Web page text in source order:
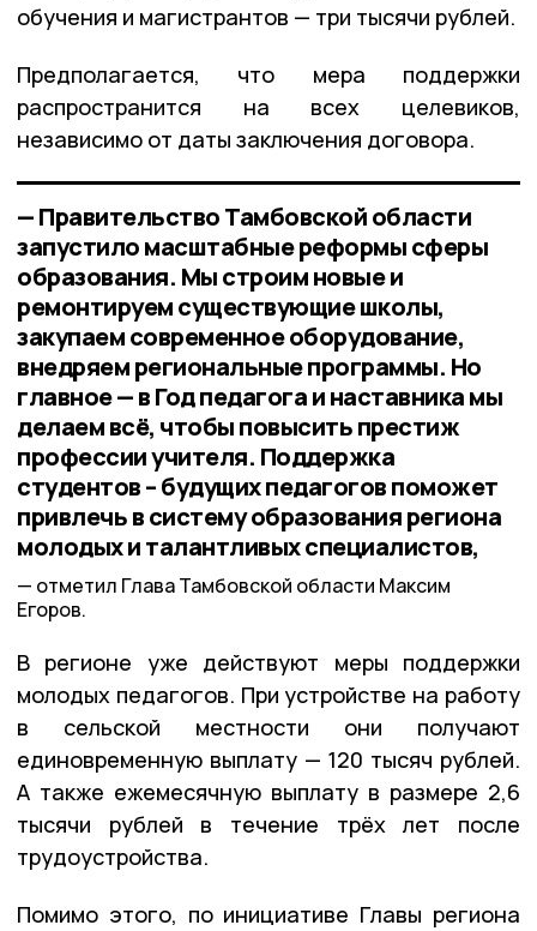
обучения и магистрантов — три тысячи рублей.
Предполагается, что мера поддержки
распространится на всех целевиков,
независимо от даты заключения договора.
— Правительство Тамбовской области
запустило масштабные реформы сферы
образования. Мы строим новые и
ремонтируем существующие школы,
закупаем современное оборудование,
внедряем региональные программы. Но
главное — в Год педагога и наставника мы
делаем всё, чтобы повысить престиж
профессии учителя. Поддержка
студентов – будущих педагогов поможет
привлечь в систему образования региона
молодых и талантливых специалистов,
отметил Глава Тамбовской области Максим
Егоров.
В регионе уже действуют меры поддержки
молодых педагогов. При устройстве на работу
в сельской местности они получают
единовременную выплату — 120 тысяч рублей.
А также ежемесячную выплату в размере 2,6
тысячи рублей в течение трёх лет после
трудоустройства.
Помимо этого, по инициативе Главы региона